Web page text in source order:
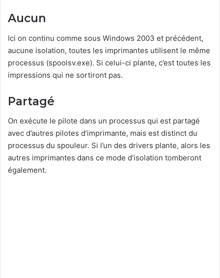
Aucun
Ici on continu comme sous Windows 2003 et précédent,
aucune isolation, toutes les imprimantes utilisent le même
processus (spoolsv.exe). Si celui-ci plante, c’est toutes les
impressions qui ne sortiront pas.
Partagé
On exécute le pilote dans un processus qui est partagé
avec d’autres pilotes d’imprimante, mais est distinct du
processus du spouleur. Si l’un des drivers plante, alors les
autres imprimantes dans ce mode d’isolation tomberont
également.